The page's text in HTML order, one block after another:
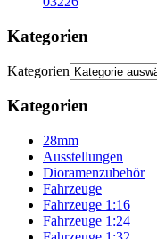
Kategorien
Kategorien
Kategorien
28mm
Ausstellungen
Dioramenzubehör
Fahrzeuge
Fahrzeuge 1:16
Fahrzeuge 1:24